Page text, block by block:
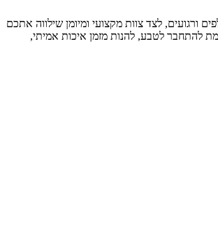
ורגועים, לצד צוות מקצועי ומיומן שילווה אתכם
להתחבר לטבע, להנות מזמן איכות אמיתי,